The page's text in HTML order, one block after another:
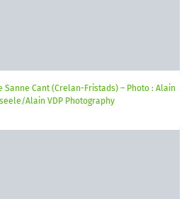
Sanne Cant (Crelan-Fristads) – Photo : Alain
Alain VDP Photography